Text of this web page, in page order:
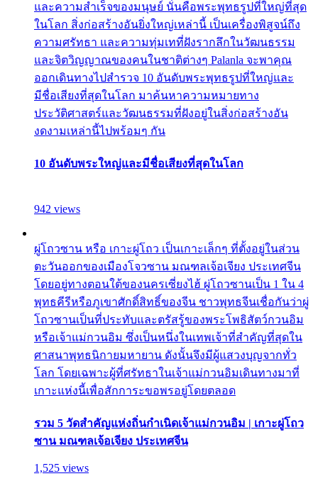
และความสำเร็จของมนุษย์ นั่นคือพระพุทธรูปที่ใหญ่ที่สุด
ในโลก สิ่งก่อสร้างอันยิ่งใหญ่เหล่านี้ เป็นเครื่องพิสูจน์ถึง
ความศรัทธา และความทุ่มเทที่ฝังรากลึกในวัฒนธรรม
และจิตวิญญาณของคนในชาติต่างๆ Palanla จะพาคุณ
ออกเดินทางไปสำรวจ 10 อันดับพระพุทธรูปที่ใหญ่และ
มีชื่อเสียงที่สุดในโลก มาค้นหาความหมายทาง
ประวัติศาสตร์และวัฒนธรรมที่ฝังอยู่ในสิ่งก่อสร้างอัน
งดงามเหล่านี้ไปพร้อมๆ กัน
10 อันดับพระใหญ่และมีชื่อเสียงที่สุดในโลก
942 views
ผู่โถวซาน หรือ เกาะผู่โถว เป็นเกาะเล็กๆ ที่ตั้งอยู่ในส่วน
ตะวันออกของเมืองโจวซาน มณฑลเจ้อเจียง ประเทศจีน
โดยอยู่ทางตอนใต้ของนครเซี่ยงไฮ้ ผู่โถวซานเป็น 1 ใน 4
พุทธคีรีหรือภูเขาศักดิ์สิทธิ์ของจีน ชาวพุทธจีนเชื่อกันว่าผู่
โถวซานเป็นที่ประทับและตรัสรู้ของพระโพธิสัตว์กวนอิม
หรือเจ้าแม่กวนอิม ซึ่งเป็นหนึ่งในเทพเจ้าที่สำคัญที่สุดใน
ศาสนาพุทธนิกายมหายาน ดังนั้นจึงมีผู้แสวงบุญจากทั่ว
โลก โดยเฉพาะผู้ที่ศรัทธาในเจ้าแม่กวนอิมเดินทางมาที่
เกาะแห่งนี้เพื่อสักการะขอพรอยู่โดยตลอด
รวม 5 วัดสำคัญแห่งถิ่นกำเนิดเจ้าแม่กวนอิม | เกาะผู่โถว
ซาน มณฑลเจ้อเจียง ประเทศจีน
1,525 views